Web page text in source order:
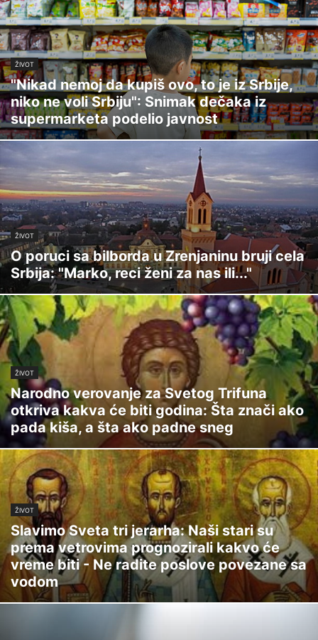
ŽIVOT
"Nikad nemoj da kupiš ovo, to je iz Srbije,
niko ne voli Srbiju": Snimak dečaka iz
supermarketa podelio javnost
ŽIVOT
O poruci sa bilborda u Zrenjaninu bruji cela
Srbija: "Marko, reci ženi za nas ili..."
ŽIVOT
Narodno verovanje za Svetog Trifuna
otkriva kakva će biti godina: Šta znači ako
pada kiša, a šta ako padne sneg
ŽIVOT
Slavimo Sveta tri jerarha: Naši stari su
prema vetrovima prognozirali kakvo će
vreme biti - Ne radite poslove povezane sa
vodom